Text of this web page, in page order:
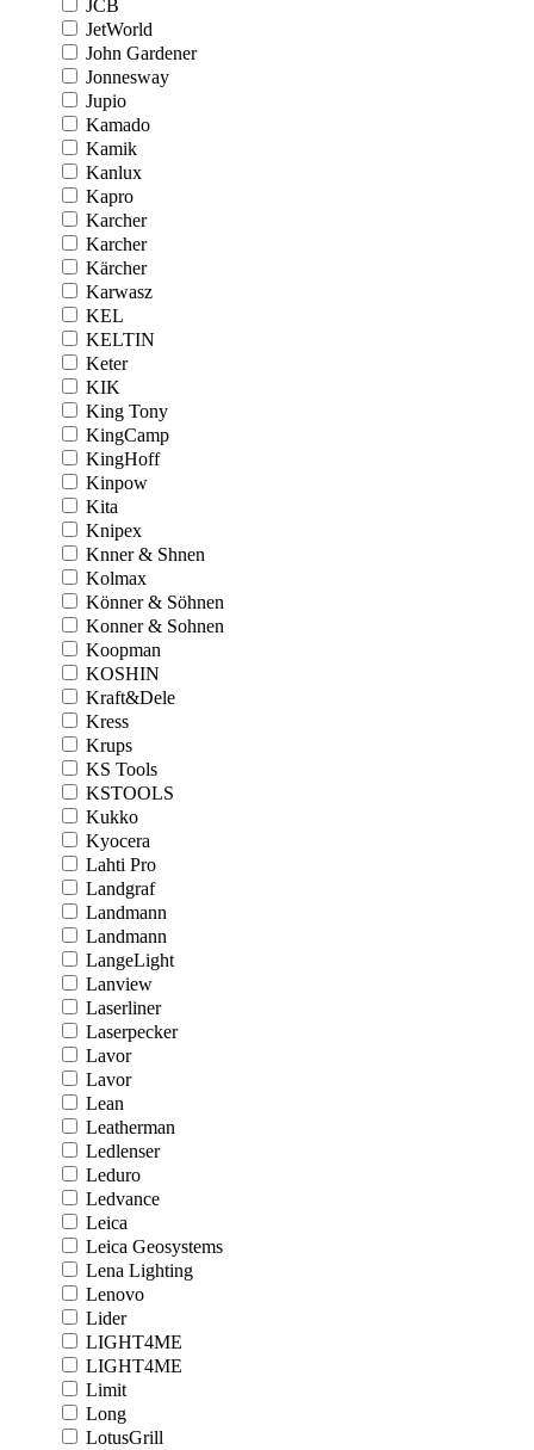
JCB
JetWorld
John Gardener
Jonnesway
Jupio
Kamado
Kamik
Kanlux
Kapro
Karcher
Karcher
Kärcher
Karwasz
KEL
KELTIN
Keter
KIK
King Tony
KingCamp
KingHoff
Kinpow
Kita
Knipex
Knner & Shnen
Kolmax
Könner & Söhnen
Konner & Sohnen
Koopman
KOSHIN
Kraft&Dele
Kress
Krups
KS Tools
KSTOOLS
Kukko
Kyocera
Lahti Pro
Landgraf
Landmann
Landmann
LangeLight
Lanview
Laserliner
Laserpecker
Lavor
Lavor
Lean
Leatherman
Ledlenser
Leduro
Ledvance
Leica
Leica Geosystems
Lena Lighting
Lenovo
Lider
LIGHT4ME
LIGHT4ME
Limit
Long
LotusGrill